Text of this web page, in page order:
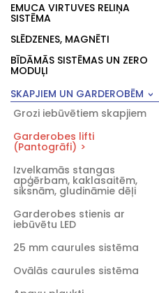
EMUCA VIRTUVES RELIŅA
SISTĒMA
SLĒDZENES, MAGNĒTI
BĪDĀMĀS SISTĒMAS UN ZERO
MODUĻI
SKAPJIEM UN GARDEROBĒM
Grozi iebūvētiem skapjiem
Garderobes lifti
(Pantogrāfi)
Izvelkamās stangas
apģērbam, kaklasaitēm,
siksnām, gludināmie dēļi
Garderobes stienis ar
iebūvētu LED
25 mm caurules sistēma
Ovālās caurules sistēma